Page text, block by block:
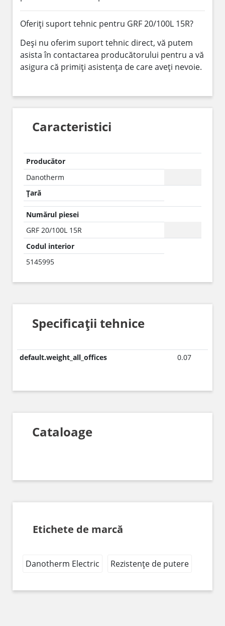
Oferiți suport tehnic pentru GRF 20/100L 15R?
Deși nu oferim suport tehnic direct, vă putem
asista în contactarea producătorului pentru a vă
asigura că primiți asistența de care aveți nevoie.
Caracteristici
Producător
Danotherm
Țară
Numărul piesei
GRF 20/100L 15R
Codul interior
5145995
Specificații tehnice
default.weight_all_offices 0.07
Cataloage
Etichete de marcă
Danotherm Electric Rezistențe de putere